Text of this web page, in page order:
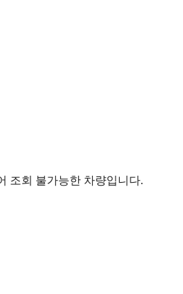
조회 불가능한 차량입니다.